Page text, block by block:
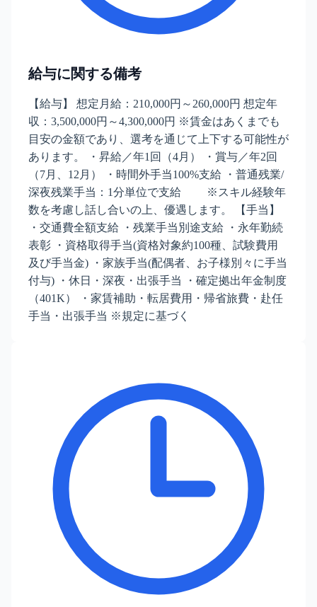
給与に関する備考
【給与】 想定月給：210,000円～260,000円 想定年
収：3,500,000円～4,300,000円 ※賃金はあくまでも
目安の金額であり、選考を通じて上下する可能性が
あります。 ・昇給／年1回（4月） ・賞与／年2回
（7月、12月） ・時間外手当100%支給 ・普通残業/
深夜残業手当：1分単位で支給 ※スキル経験年
数を考慮し話し合いの上、優遇します。 【手当】
・交通費全額支給 ・残業手当別途支給 ・永年勤続
表彰 ・資格取得手当(資格対象約100種、試験費用
及び手当金) ・家族手当(配偶者、お子様別々に手当
付与) ・休日・深夜・出張手当 ・確定拠出年金制度
（401K） ・家賃補助・転居費用・帰省旅費・赴任
手当・出張手当 ※規定に基づく